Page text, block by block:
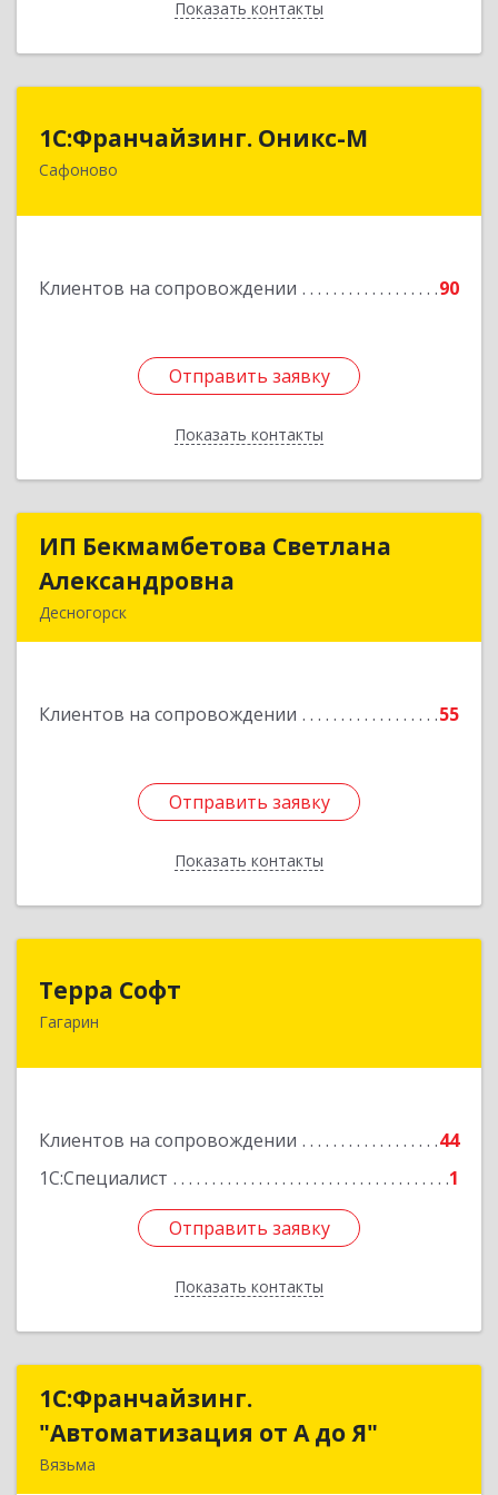
Показать контакты
Назад
1С:Франчайзинг. Оникс-М
Сафоново
Клиентов на сопровождении 90
Отправить заявку
Показать контакты
1С:Франчайзинг. Оникс-М
215500, Смоленская обл, Сафоновский р-н,
Отправить заявку
Назад
ИП Бекмамбетова Светлана
Александровна
Десногорск
Клиентов на сопровождении 55
Отправить заявку
Показать контакты
ИП Бекмамбетова Светлана
Подробнее
Отправить заявку
Назад
Терра Софт
Гагарин
Клиентов на сопровождении
44
1С:Специалист
1
Отправить заявку
Показать контакты
215010, Смоленская обл, Гагарин г, Ленина ул,
Отправить заявку
Назад
1С:Франчайзинг.
"Автоматизация от А до Я"
Вязьма
1С:Франчайзинг.
"Автоматизация от А до Я"